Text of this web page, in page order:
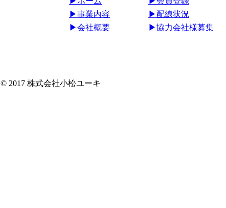
▶︎事業内容
▶︎配線状況
▶︎会社概要
▶︎協力会社様募集
© 2017 株式会社小松ユーキ